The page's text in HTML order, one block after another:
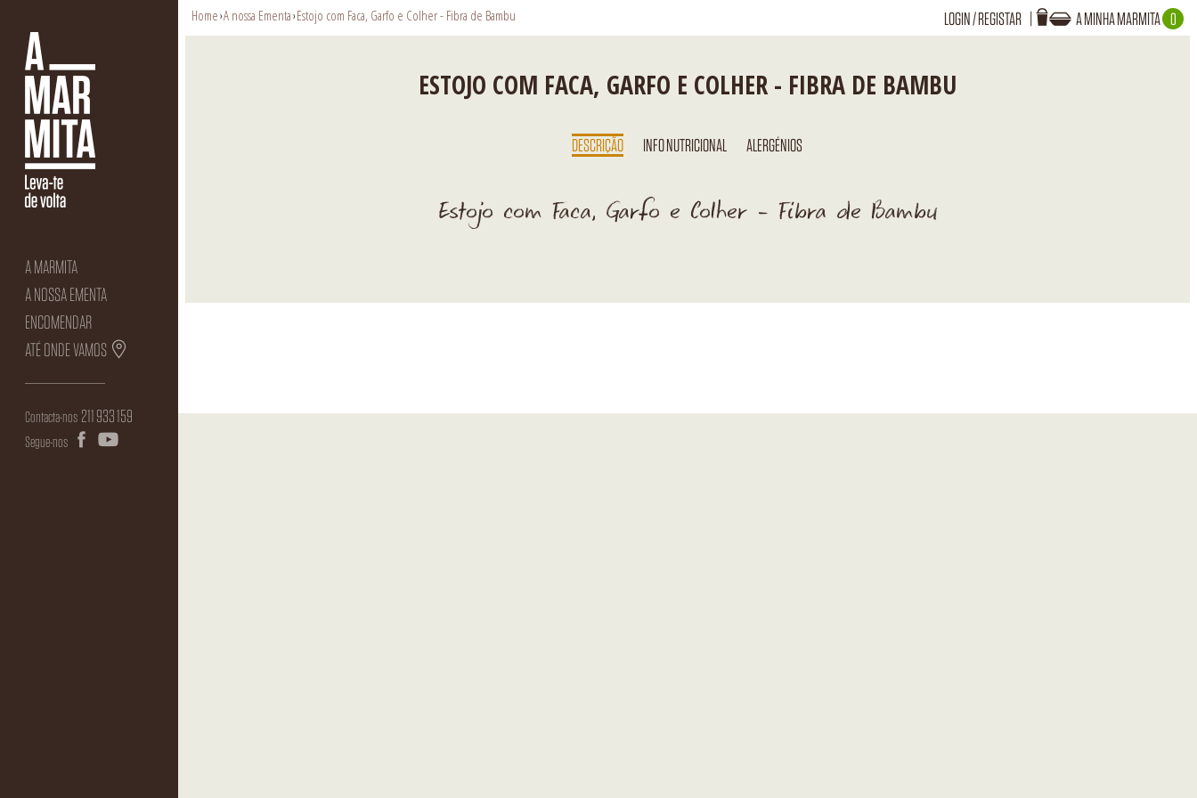
A MARMITA
A NOSSA EMENTA
ENCOMENDAR
ATÉ ONDE VAMOS
Contacta-nos 211 933 159
Segue-nos
A MINHA MARMITA 0
A TUA MARMITA ESTÁ VAZIA!
LOGIN/REGISTAR
Home›A nossa Ementa›Estojo com Faca, Garfo e Colher - Fibra de Bambu
ESTOJO COM FACA, GARFO E COLHER - FIBRA DE BAMBU
DESCRIÇÃO INFO NUTRICIONAL ALERGÉNIOS
Estojo com Faca, Garfo e Colher - Fibra de Bambu